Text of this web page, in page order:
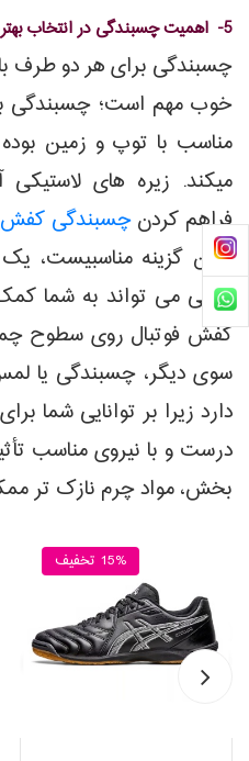
5- اهمیت چسبندگی در انتخاب بهترین کفش سالنی
چسبندگی برای هر دو طرف
خوب مهم است؛ چسبندگی
مناسب با توپ و زمین
فراهم کردنچسبندگی کفش
سالن گزینه مناسبیست،
صافی می تواند به شما
کفش فوتبال روی سطوح
سوی دیگر، چسبندگی یا
دارد زیرا بر توانایی شما
درست و با نیروی مناسب
بخش، مواد چرم نازک تر
15% تخفیف